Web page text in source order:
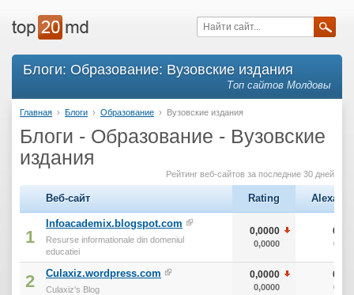
Блоги: Образование: Вузовские издания
Топ сайтов Молдовы
Главная › Блоги › Образование › Вузовские издания
Блоги - Образование - Вузовские
издания
Рейтинг веб-сайтов за последние 30 дней
Веб-сайт Rating Alexa
1
Infoacademix.blogspot.com
Resurse informationale din domeniul
educatiei
0,0000
0,0000
0
0
2 Culaxiz.wordpress.com
Culaxiz's Blog
0,0000
0,0000
0
0